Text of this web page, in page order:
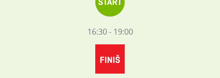
16:30 - 19:00